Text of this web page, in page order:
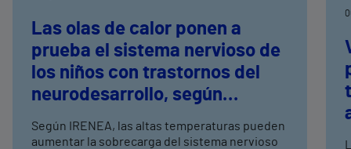
Las olas de calor ponen a
prueba el sistema nervioso de
los niños con trastornos del
neurodesarrollo, según
neurorrehabilitación
Según IRENEA, las altas temperaturas pueden
aumentar la sobrecarga del sistema nervioso